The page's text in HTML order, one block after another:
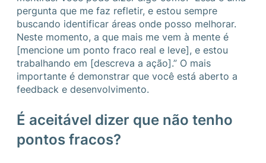
pergunta que me faz refletir, e estou sempre
buscando identificar áreas onde posso melhorar.
Neste momento, a que mais me vem à mente é
[mencione um ponto fraco real e leve], e estou
trabalhando em [descreva a ação].” O mais
importante é demonstrar que você está aberto a
feedback e desenvolvimento.
É aceitável dizer que não tenho
pontos fracos?